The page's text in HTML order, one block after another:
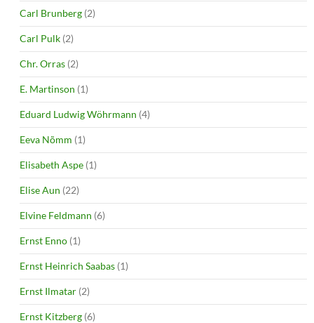
Carl Brunberg (2)
Carl Pulk (2)
Chr. Orras (2)
E. Martinson (1)
Eduard Ludwig Wöhrmann (4)
Eeva Nõmm (1)
Elisabeth Aspe (1)
Elise Aun (22)
Elvine Feldmann (6)
Ernst Enno (1)
Ernst Heinrich Saabas (1)
Ernst Ilmatar (2)
Ernst Kitzberg (6)